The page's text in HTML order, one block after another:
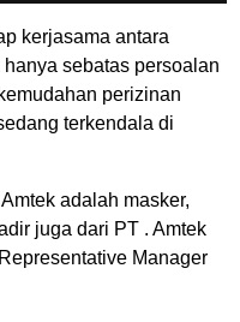
kerjasama antara
sebatas persoalan
perizinan
terkendala di
adalah masker,
juga dari PT . Amtek
Manager